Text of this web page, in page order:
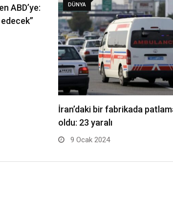
ABD’ye:
edecek”
DÜNYA
İran’daki bir fabrikada
oldu: 23 yaralı
9 Ocak 2024